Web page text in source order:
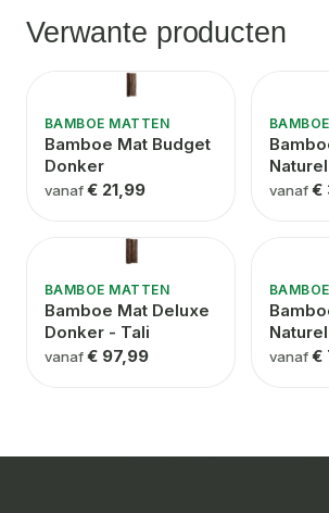
Verwante producten
BAMBOE MATTEN
Bamboe Mat Budget
Donker
vanaf€ 21,99 vanaf€
BAMBOE MATTEN
Bamboe Mat Deluxe
Donker - Tali
vanaf€ 97,99 vanaf€